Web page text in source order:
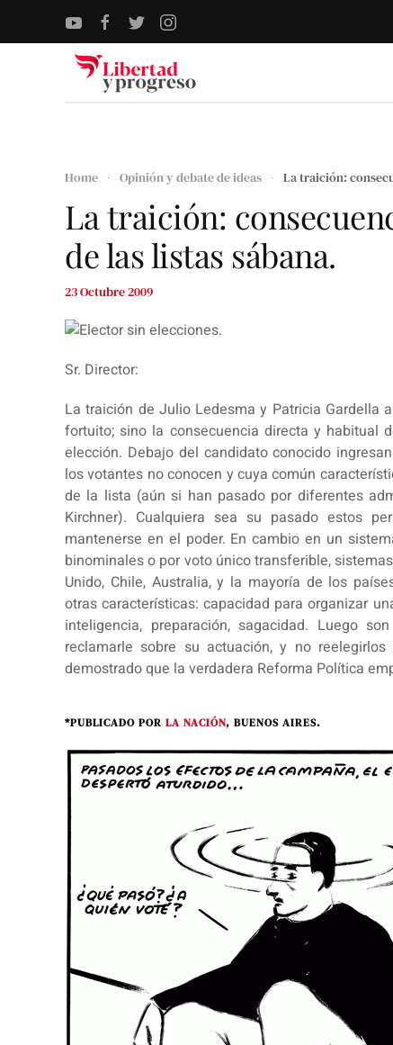
Skip to main content
Home Opinión y debate de ideas La traición:
La traición:
de las listas sábana.
23 Octubre 2009
Sr. Director:
La traición de Julio Ledesma y Patricia Gardella
fortuito; sino la consecuencia directa y habitual
elección. Debajo del candidato conocido
los votantes no conocen y cuya común
de la lista (aún si han pasado por diferentes
Kirchner). Cualquiera sea su pasado estos
mantenerse en el poder. En cambio en un
binominales o por voto único transferible,
Unido, Chile, Australia, y la mayoría de los
otras características: capacidad para organizar
inteligencia, preparación, sagacidad. Luego
reclamarle sobre su actuación, y no
demostrado que la verdadera Reforma Política
*PUBLICADO POR LA NACIÓN, BUENOS AIRES.